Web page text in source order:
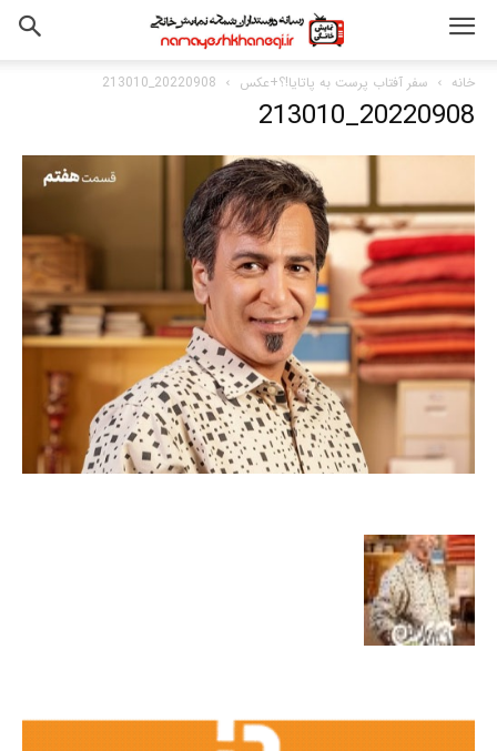
خانه سفر آفتاب پرست به پاتایا!؟+عکس 20220908_213010
20220908_213010